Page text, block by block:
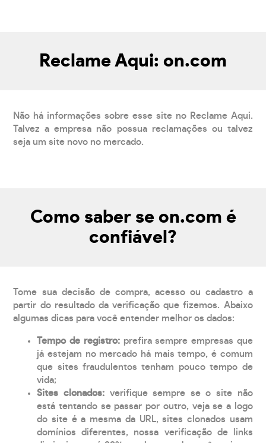
Reclame Aqui: on.com
Não há informações sobre esse site no Reclame Aqui.
Talvez a empresa não possua reclamações ou talvez
seja um site novo no mercado.
Como saber se on.com é
confiável?
Tome sua decisão de compra, acesso ou cadastro a
partir do resultado da verificação que fizemos. Abaixo
algumas dicas para você entender melhor os dados:
Tempo de registro: prefira sempre empresas que
já estejam no mercado há mais tempo, é comum
que sites fraudulentos tenham pouco tempo de
vida;
Sites clonados: verifique sempre se o site não
está tentando se passar por outro, veja se a logo
do site é a mesma da URL, sites clonados usam
domínios diferentes, nossa verificação de links